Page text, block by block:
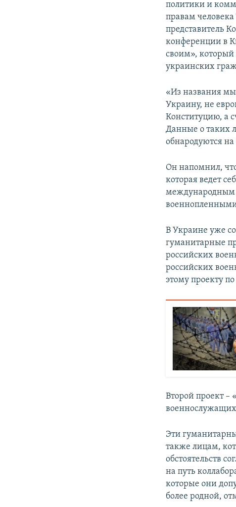
политики и
правам
представитель
конференции в
своим», который
украинских
«Из названия
Украину, не
Конституцию, а
Данные о таких
обнародуются
Он напомнил,
которая ведет
международным
В Украине уже
гуманитарные
российских
российских
этому проекту
Второй проект –
Эти
также лицам,
обстоятельств
на путь
которые они
более родной,